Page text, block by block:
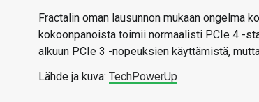
Fractalin oman lausunnon mukaan ongelma
kokoonpanoista toimii normaalisti PCIe 4 -
alkuun PCIe 3 -nopeuksien käyttämistä,
Lähde ja kuva: TechPowerUp